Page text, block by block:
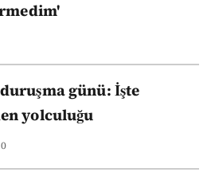
günü: İşte
yolculuğu